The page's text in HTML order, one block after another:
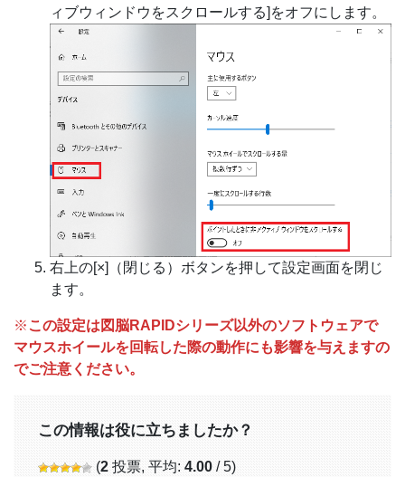
ィブウィンドウをスクロールする]をオフにします。
右上の[×]（閉じる）ボタンを押して設定画面を閉じ
ます。
※ この設定は図脳RAPIDシリーズ以外のソフトウェアで
マウスホイールを回転した際の動作にも影響を与えますの
でご注意ください。
この情報は役に立ちましたか？
(2 投票, 平均: 4.00 / 5)